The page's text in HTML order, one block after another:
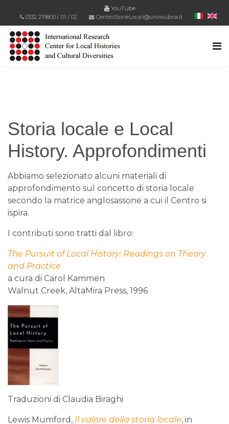
YouTube
0332 219800 / 01 / 02 CentroStorieLocali@uninsubria.it
Storia locale e Local
History. Approfondimenti
Abbiamo selezionato alcuni materiali di
approfondimento sul concetto di storia locale
secondo la matrice anglosassone a cui il Centro si
ispira.
I contributi sono tratti dal libro:
The Pursuit of Local History: Readings on Theory
and Practice
a cura di Carol Kammen
Walnut Creek, AltaMira Press, 1996
Traduzioni di Claudia Biraghi
Lewis Mumford, Il valore della storia locale, in